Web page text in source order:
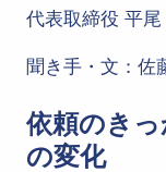
代表取締役 平尾
聞き手・文：佐
依頼のき
の変化